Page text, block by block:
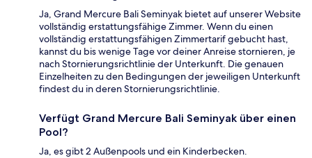
Ja, Grand Mercure Bali Seminyak bietet auf unserer Website
vollständig erstattungsfähige Zimmer. Wenn du einen
vollständig erstattungsfähigen Zimmertarif gebucht hast,
kannst du bis wenige Tage vor deiner Anreise stornieren, je
nach Stornierungsrichtlinie der Unterkunft. Die genauen
Einzelheiten zu den Bedingungen der jeweiligen Unterkunft
findest du in deren Stornierungsrichtlinie.
Verfügt Grand Mercure Bali Seminyak über einen
Pool?
Ja, es gibt 2 Außenpools und ein Kinderbecken.